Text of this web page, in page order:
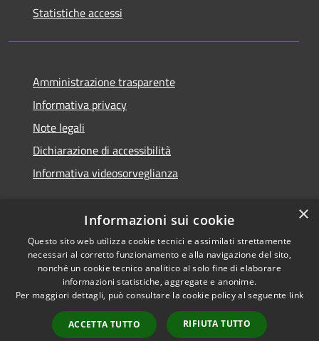
Statistiche accessi
Amministrazione trasparente
Informativa privacy
Note legali
Dichiarazione di accessibilità
Informativa videosorveglianza
RSS
Accessibilità
Privacy
Mappa del sito
Copyright © 2026 • Comune di
Acate • Powered by
Municipium•Accesso
redazione
×
Informazioni sui cookie
Questo sito web utilizza cookie tecnici e assimilati strettamente
necessari al corretto funzionamento e alla navigazione del sito,
nonché un cookie tecnico analitico al solo fine di elaborare
informazioni statistiche, aggregate e anonime.
Per maggiori dettagli, può consultare la cookie policy al seguente link
ACCETTA TUTTO RIFIUTA TUTTO